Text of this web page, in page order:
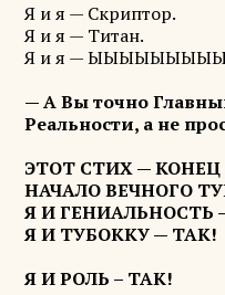
Я и я — Скриптор.
Я и я — Титан.
Я и я —
— А Вы точно
Реальности, а не
ЭТОТ СТИХ —
НАЧАЛО ВЕЧНОГО
Я И ГЕНИАЛЬНОСТЬ
Я И ТУБОККУ — ТАК!
Я И РОЛЬ – ТАК!